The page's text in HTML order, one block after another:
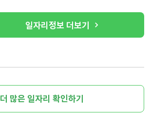
일자리정보 더보기
더 많은 일자리 확인하기